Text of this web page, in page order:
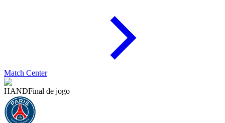
Match Center
HANDFinal de jogo